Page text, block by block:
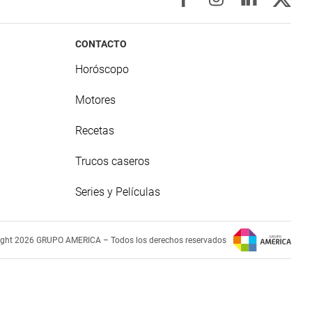
CONTACTO
Horóscopo
Motores
Recetas
Trucos caseros
Series y Películas
2026 GRUPO AMERICA – Todos los derechos reservados